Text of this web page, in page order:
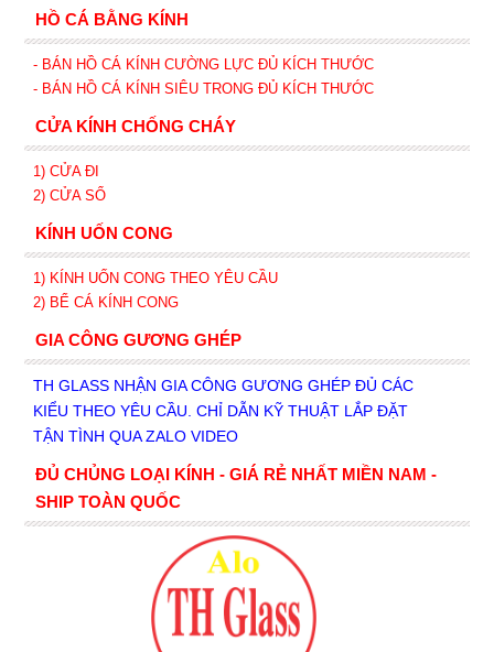
HỒ CÁ BẰNG KÍNH
- BÁN HỒ CÁ KÍNH CƯỜNG LỰC ĐỦ KÍCH THƯỚC
- BÁN HỒ CÁ KÍNH SIÊU TRONG ĐỦ KÍCH THƯỚC
CỬA KÍNH CHỐNG CHÁY
1) CỬA ĐI
2) CỬA SỔ
KÍNH UỐN CONG
1) KÍNH UỐN CONG THEO YÊU CẦU
2) BỂ CÁ KÍNH CONG
GIA CÔNG GƯƠNG GHÉP
TH GLASS NHẬN GIA CÔNG GƯƠNG GHÉP ĐỦ CÁC
KIỂU THEO YÊU CẦU. CHỈ DẪN KỸ THUẬT LẮP ĐẶT
TẬN TÌNH QUA ZALO VIDEO
ĐỦ CHỦNG LOẠI KÍNH - GIÁ RẺ NHẤT MIỀN NAM -
SHIP TOÀN QUỐC